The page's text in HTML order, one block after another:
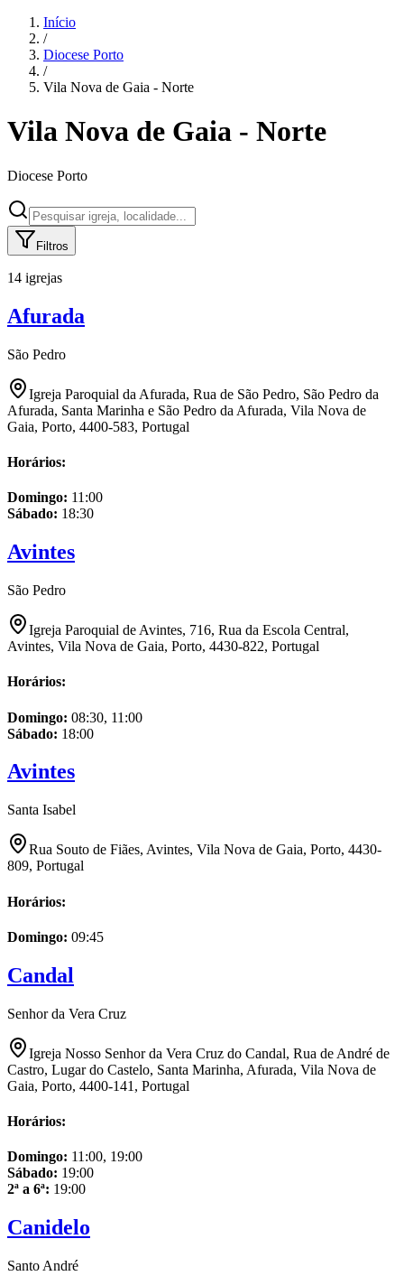
Início
/
Diocese Porto
/
Vila Nova de Gaia - Norte
Vila Nova de Gaia - Norte
Diocese Porto
Filtros
14 igrejas
Afurada
São Pedro
Igreja Paroquial da Afurada, Rua de São Pedro, São Pedro da
Afurada, Santa Marinha e São Pedro da Afurada, Vila Nova de
Gaia, Porto, 4400-583, Portugal
Horários:
Domingo: 11:00
Sábado: 18:30
Avintes
São Pedro
Igreja Paroquial de Avintes, 716, Rua da Escola Central,
Avintes, Vila Nova de Gaia, Porto, 4430-822, Portugal
Horários:
Domingo: 08:30, 11:00
Sábado: 18:00
Avintes
Santa Isabel
Rua Souto de Fiães, Avintes, Vila Nova de Gaia, Porto, 4430-
809, Portugal
Horários:
Domingo: 09:45
Candal
Senhor da Vera Cruz
Igreja Nosso Senhor da Vera Cruz do Candal, Rua de André de
Castro, Lugar do Castelo, Santa Marinha, Afurada, Vila Nova de
Gaia, Porto, 4400-141, Portugal
Horários:
Domingo: 11:00, 19:00
Sábado: 19:00
2ª a 6ª: 19:00
Canidelo
Santo André